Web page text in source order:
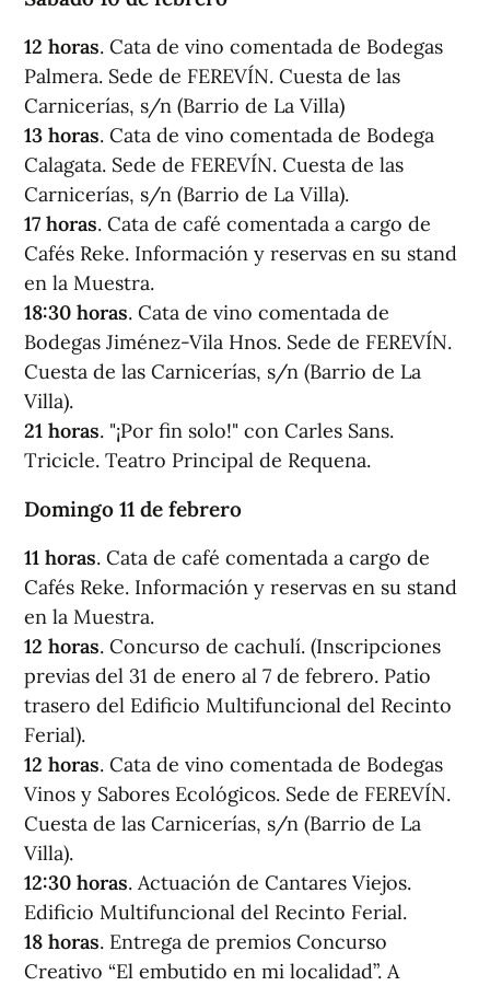
12 horas. Cata de vino comentada de Bodegas
Palmera. Sede de FEREVÍN. Cuesta de las
Carnicerías, s/n (Barrio de La Villa)
13 horas. Cata de vino comentada de Bodega
Calagata. Sede de FEREVÍN. Cuesta de las
Carnicerías, s/n (Barrio de La Villa).
17 horas. Cata de café comentada a cargo de
Cafés Reke. Información y reservas en su stand
en la Muestra.
18:30 horas. Cata de vino comentada de
Bodegas Jiménez-Vila Hnos. Sede de FEREVÍN.
Cuesta de las Carnicerías, s/n (Barrio de La
Villa).
21 horas. "¡Por fin solo!" con Carles Sans.
Tricicle. Teatro Principal de Requena.
Domingo 11 de febrero
11 horas. Cata de café comentada a cargo de
Cafés Reke. Información y reservas en su stand
en la Muestra.
12 horas. Concurso de cachulí. (Inscripciones
previas del 31 de enero al 7 de febrero. Patio
trasero del Edificio Multifuncional del Recinto
Ferial).
12 horas. Cata de vino comentada de Bodegas
Vinos y Sabores Ecológicos. Sede de FEREVÍN.
Cuesta de las Carnicerías, s/n (Barrio de La
Villa).
12:30 horas. Actuación de Cantares Viejos.
Edificio Multifuncional del Recinto Ferial.
18 horas. Entrega de premios Concurso
Creativo “El embutido en mi localidad”. A